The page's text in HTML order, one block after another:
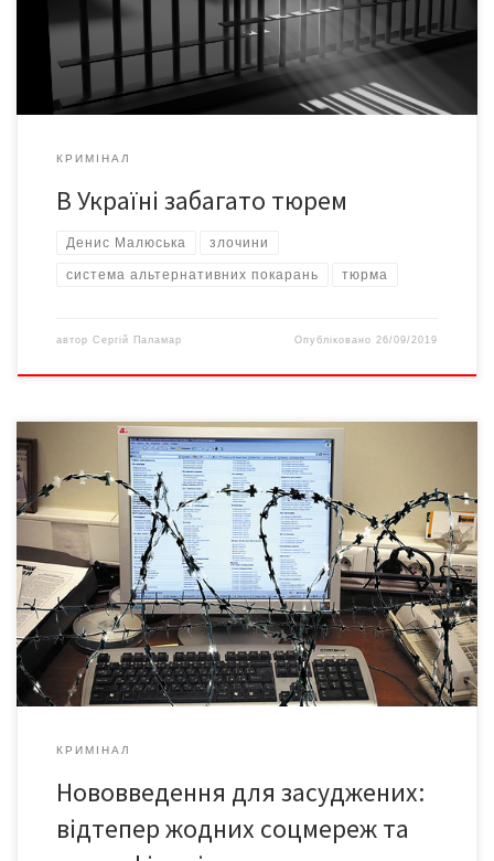
інтерв’ю програмі «Он воно як» (Bihus.Info). За його словами,
[…]
КРИМІНАЛ
В Україні забагато тюрем
Денис Малюська злочини
система альтернативних покарань тюрма
автор Сергій Паламар Опубліковано26/09/2019
Міністерство юстиції заборонило засудженим відвідувати
соціальні мережі, а також сайти еротичного та
порнографічного змісту. Про це йдеться в порядку організації
надання засудженим доступу до глобальної мережі Інтернет,
затвердженому 19 жовтня, пише Цензор.НЕТ. Для організації
доступу засуджених до Інтернету обладнується інтернет-клас.
Засуджені можуть створювати електронну пошту і
користуватися нею під контролем […]
КРИМІНАЛ
Нововведення для засуджених:
відтепер жодних соцмереж та